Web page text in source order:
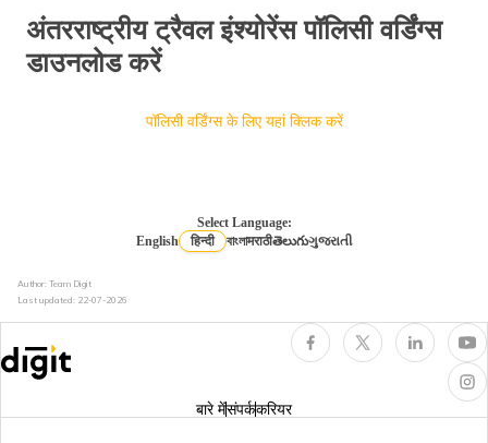
पुर्तगाल गोल्डन वीज़ा
भारतीयों के लिए मालदीव वीज़ा
भारतीयों के लिए मकाऊ का वीज़ा
ऑस्ट्रिया के लिए वीज़ा
भारत से यात्रा करने के लिए सबसे सस्ता देश? बजट के
अंदर 15 विदेशी जगहें
जब आपका पासपोर्ट खो जाए तो क्या करें
अंतरराष्ट्रीय ट्रैवल इंश्योरेंस पॉलिसी वर्डिंग्स
डाउनलोड करें
पॉलिसी वर्डिंग्स के लिए यहां क्लिक करें
Select Language:
English
हिन्दी বাংলাमराठीతెలుగుગુજરાતી
Author: Team Digit
Last updated: 22-07-2026
बारे मेंसंपर्ककरियर